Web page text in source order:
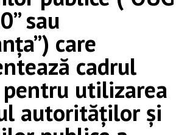
sau
care
cadrul
utilizarea
autorităților și